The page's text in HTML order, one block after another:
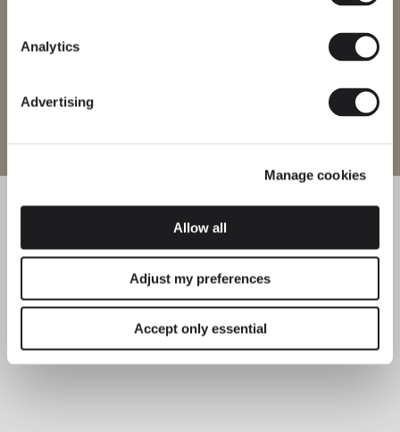
Analytics
Advertising
Manage cookies
Allow all
Adjust my preferences
Accept only essential